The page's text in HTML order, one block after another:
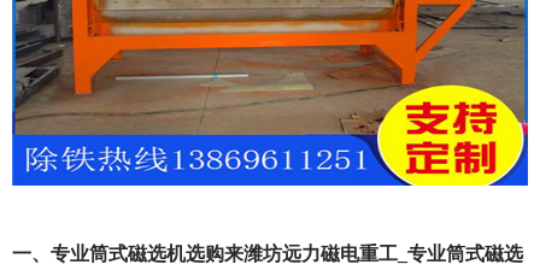
一、专业筒式磁选机选购来潍坊远力磁电重工_专业筒式磁选